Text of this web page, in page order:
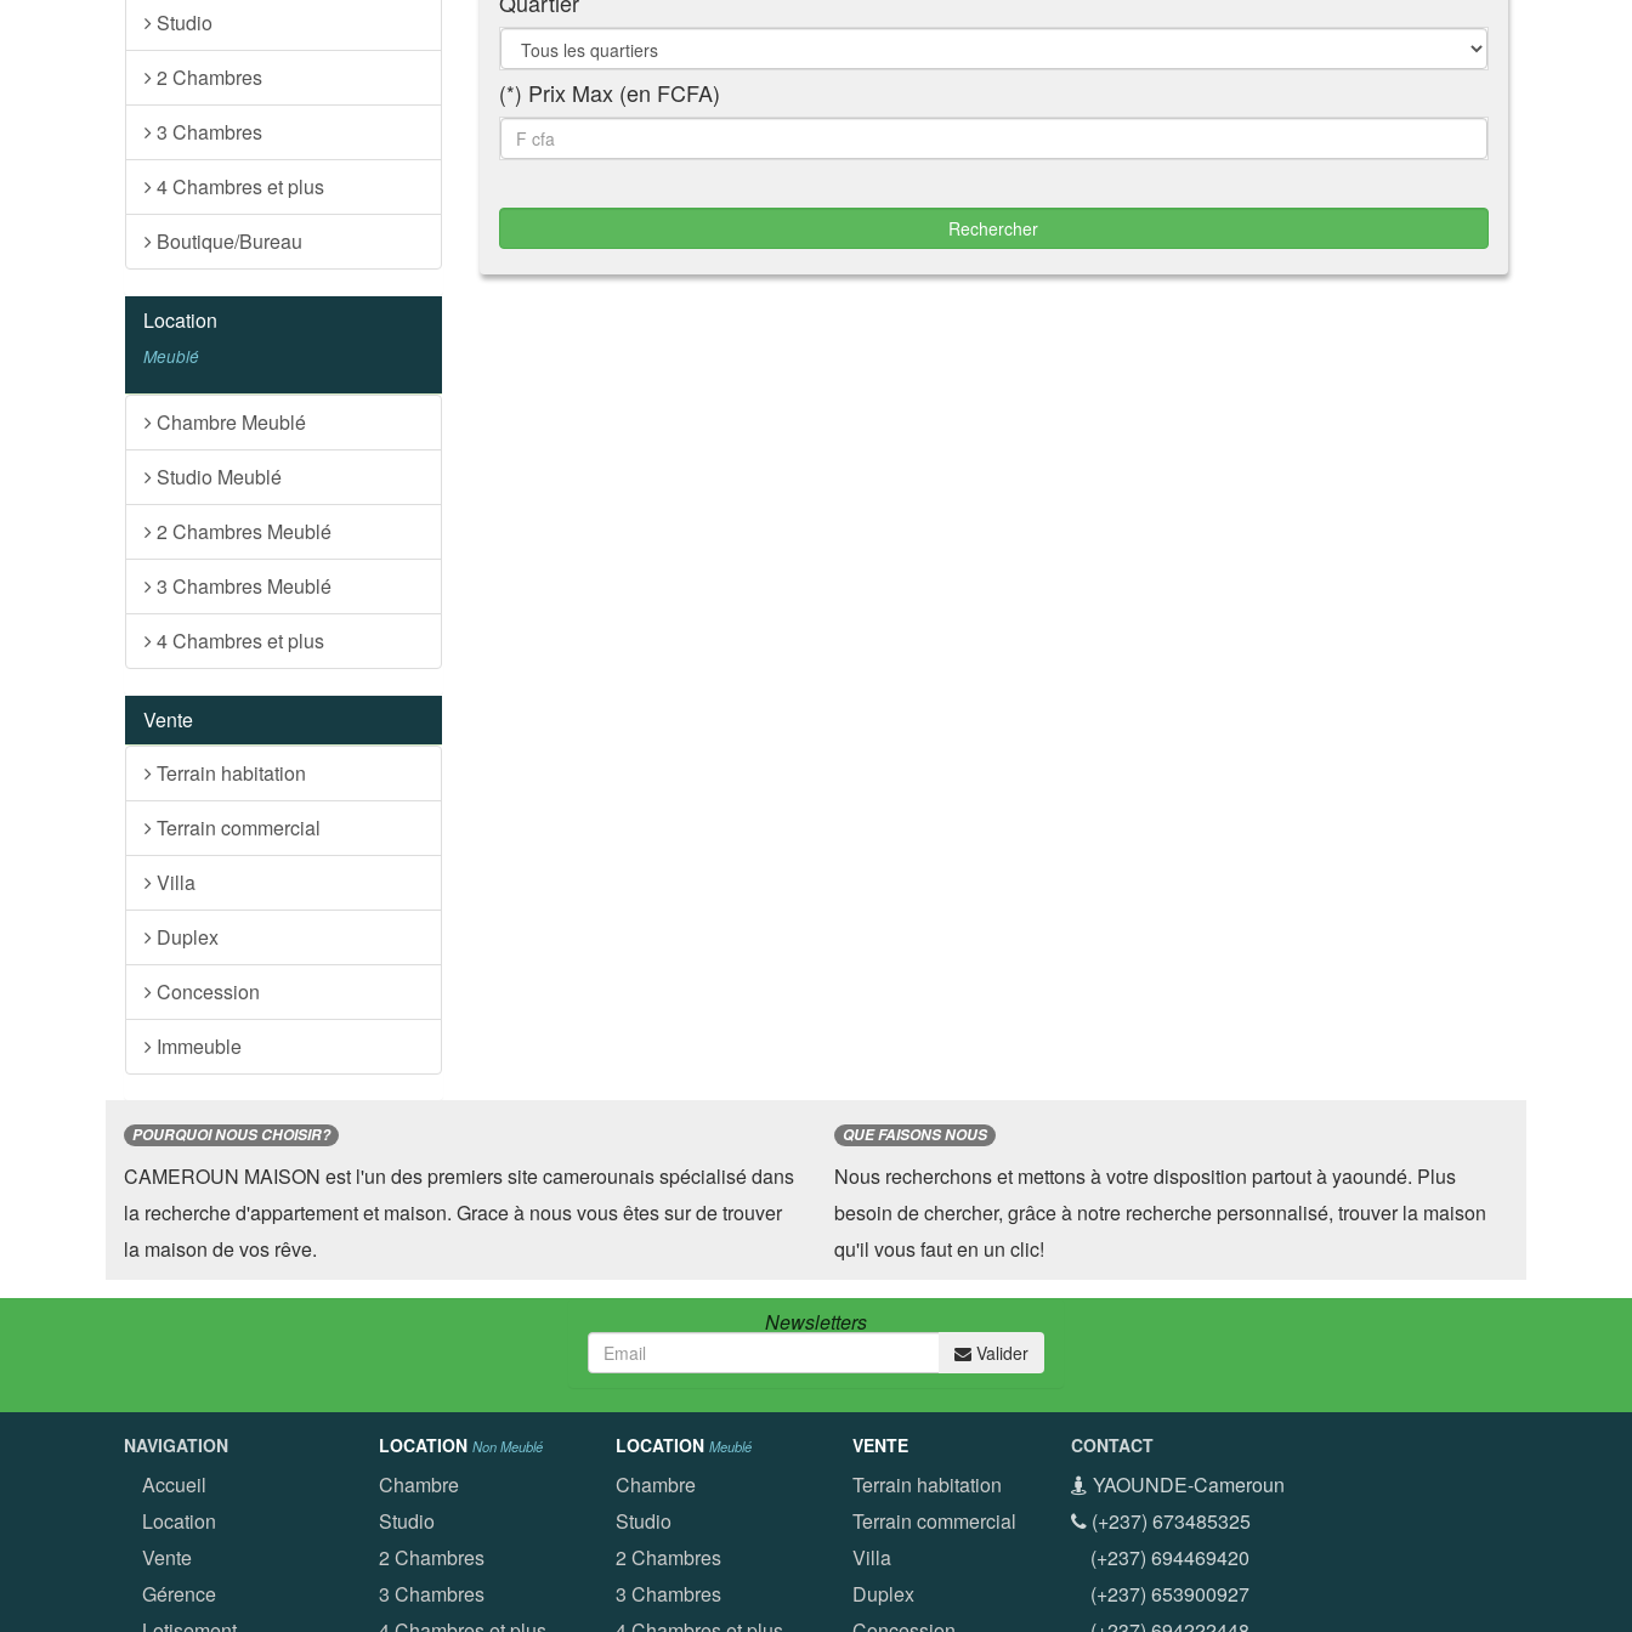
Studio
2 Chambres
3 Chambres
4 Chambres et plus
Boutique/Bureau
Location
Meublé
Chambre Meublé
Studio Meublé
2 Chambres Meublé
3 Chambres Meublé
4 Chambres et plus
Vente
Terrain habitation
Terrain commercial
Villa
Duplex
Concession
Immeuble
(*) Prix Max (en FCFA)
POURQUOI NOUS CHOISIR?
CAMEROUN MAISON est l'un des premiers site camerounais spécialisé dans
la recherche d'appartement et maison. Grace à nous vous êtes sur de trouver
la maison de vos rêve.
QUE FAISONS NOUS
Nous recherchons et mettons à votre disposition partout à yaoundé. Plus
besoin de chercher, grâce à notre recherche personnalisé, trouver la maison
qu'il vous faut en un clic!
Newsletters
Valider
NAVIGATION
Accueil
Location
Vente
Gérence
LOCATION Non Meublé
Chambre
Studio
2 Chambres
3 Chambres
LOCATION Meublé
Chambre
Studio
2 Chambres
3 Chambres
VENTE
Terrain habitation
Terrain commercial
Villa
Duplex
CONTACT
YAOUNDE-Cameroun
(+237) 673485325
(+237) 694469420
(+237) 653900927